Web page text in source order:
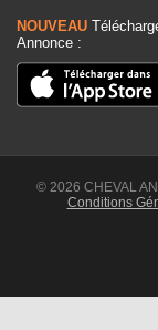
NOUVEAU
Annonce :
© 2026 CHEVAL
Conditions